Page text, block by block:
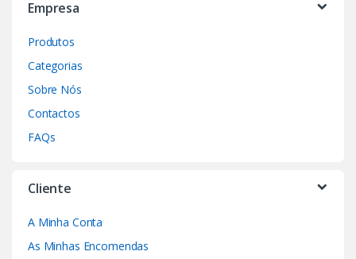
Empresa
Produtos
Categorias
Sobre Nós
Contactos
FAQs
Cliente
A Minha Conta
As Minhas Encomendas